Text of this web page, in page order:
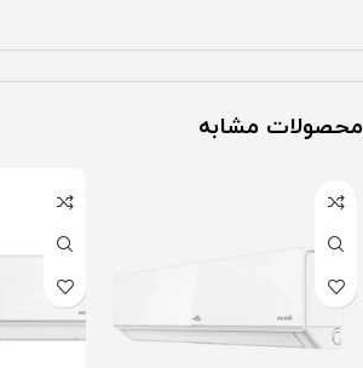
محصولات مشابه